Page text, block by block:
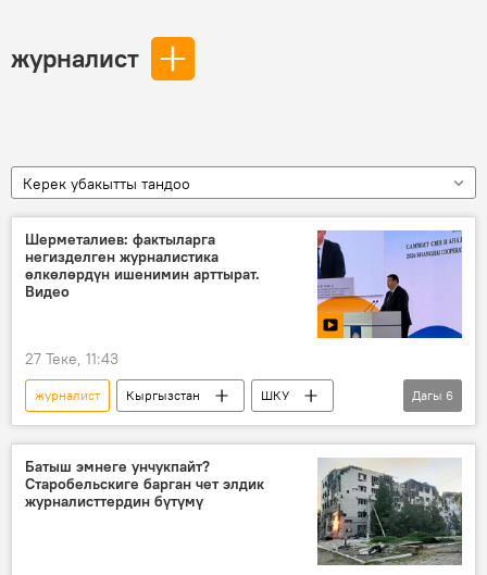
журналист
Керек убакытты тандоо
Шерметалиев: фактыларга
негизделген журналистика
өлкөлөрдүн ишенимин арттырат.
Видео
27 Теке, 11:43
журналист Кыргызстан
ШКУ
ЖМК
медиафорум
кызматташуу
саммит
Аналитика
Медербек Шерметалиев
Дагы 6
Батыш эмнеге унчукпайт?
Старобельскиге барган чет элдик
журналисттердин бүтүмү